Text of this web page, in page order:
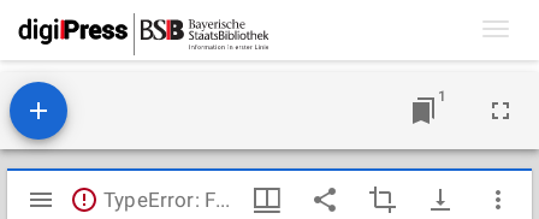
1
Mirador
TypeError: Failed to fetch